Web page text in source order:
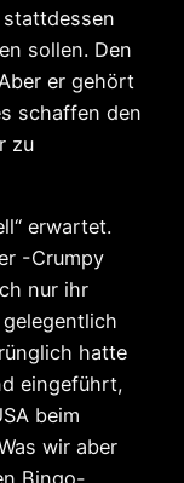
sollen. Den
er gehört
schaffen den
zu
erwartet.
-Crumpy
nur ihr
hatte
eingeführt,
beim
wir aber